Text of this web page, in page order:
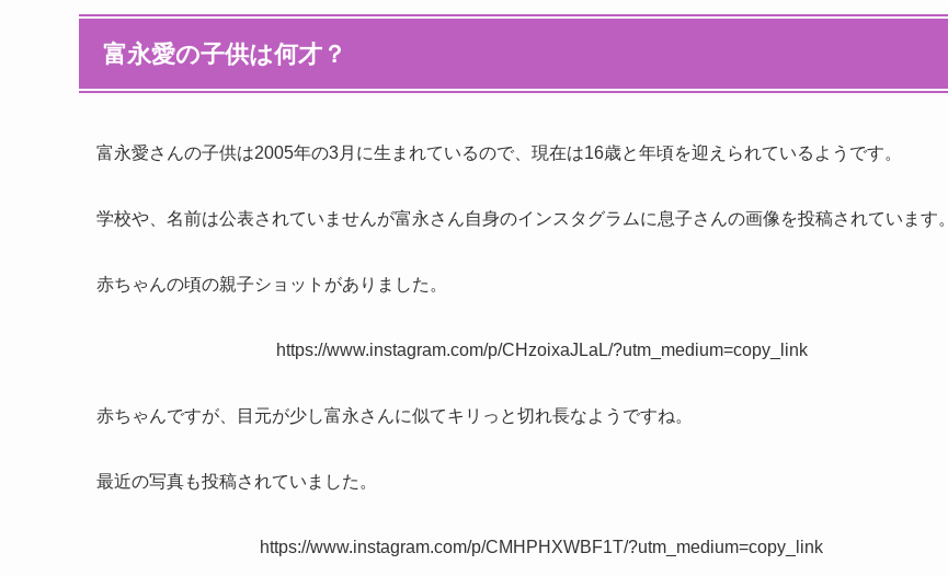
富永愛の子供は何才？
富永愛さんの子供は2005年の3月に生まれているので、現在は16歳と年頃を迎えられているようです。
学校や、名前は公表されていませんが富永さん自身のインスタグラムに息子さんの画像を投稿されています。
赤ちゃんの頃の親子ショットがありました。
https://www.instagram.com/p/CHzoixaJLaL/?utm_medium=copy_link
赤ちゃんですが、目元が少し富永さんに似てキリっと切れ長なようですね。
最近の写真も投稿されていました。
https://www.instagram.com/p/CMHPHXWBF1T/?utm_medium=copy_link